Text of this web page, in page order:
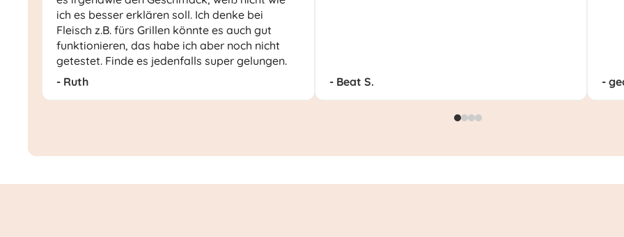
ich es besser erklären soll. Ich denke bei
Fleisch z.B. fürs Grillen könnte es auch gut
funktionieren, das habe ich aber noch nicht
getestet. Finde es jedenfalls super gelungen.
- Ruth
- Beat S. -